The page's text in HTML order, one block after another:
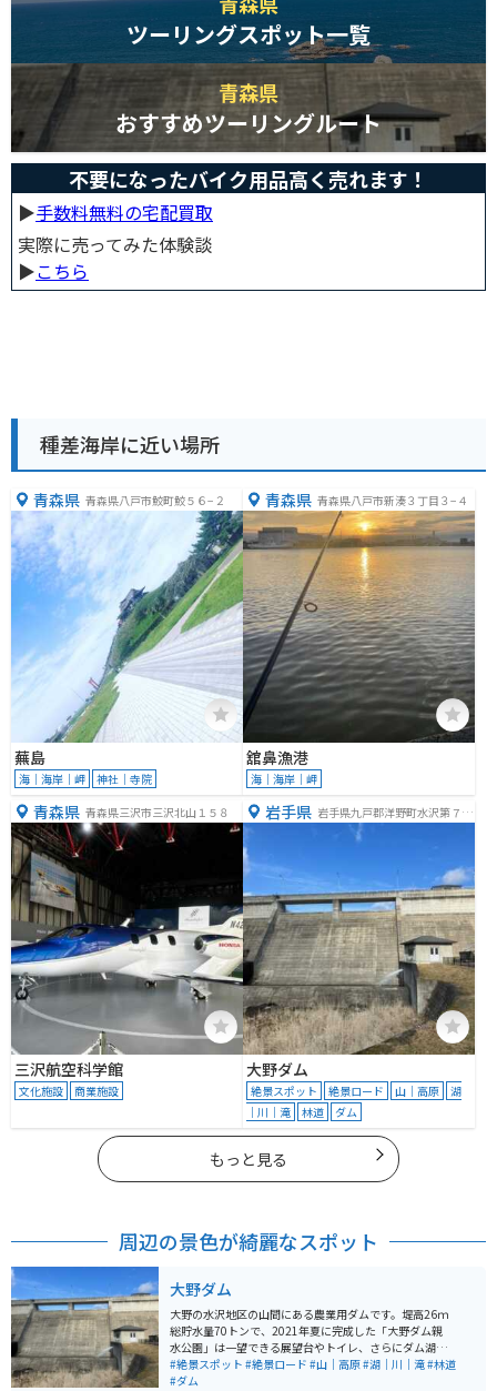
ツーリングスポット一覧
青森県
おすすめツーリングルート
不要になったバイク用品高く売れます！
▶︎手数料無料の宅配買取
実際に売ってみた体験談
▶︎こちら
種差海岸に近い場所
青森県 青森県八戸市鮫町鮫５６−２
蕪島
海｜海岸｜岬 神社｜寺院
青森県 青森県八戸市新湊３丁目３−４
舘鼻漁港
海｜海岸｜岬
青森県 青森県三沢市三沢北山１５８
三沢航空科学館
文化施設 商業施設
岩手県 岩手県九戸郡洋野町水沢第７地
割８０−１２
大野ダム
絶景スポット 絶景ロード 山｜高原
湖
｜川｜滝
林道 ダム
もっと見る
周辺の景色が綺麗なスポット
大野ダム
大野の水沢地区の山間にある農業用ダムです。堤高26ｍ
総貯水量70トンで、2021年夏に完成した「大野ダム親
水公園」は一望できる展望台やトイレ、さらにダム湖周
辺を散策することのできる遊歩道が整備されています。
#絶景スポット #絶景ロード #山｜高原#湖｜川｜滝#林道
#ダム